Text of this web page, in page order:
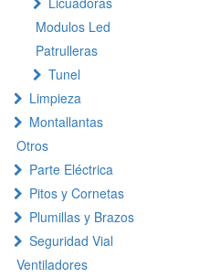
Modulos Led
Patrulleras
Tunel
Limpieza
Montallantas
Otros
Parte Eléctrica
Pitos y Cornetas
Plumillas y Brazos
Seguridad Vial
Ventiladores